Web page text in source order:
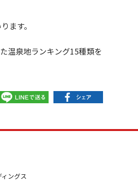
ます。
温泉地ランキング15種類を
ングス